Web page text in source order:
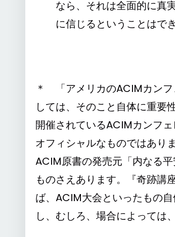
なら、それは全面的に真
に信じるということはで
＊ 「アメリカのACIMカンフ
しては、そのこと自体に重要
開催されているACIMカンフ
オフィシャルなものではあり
ACIM原書の発売元「内なる
ものさえあります。『奇跡講
ば、ACIM大会といったもの
し、むしろ、場合によっては